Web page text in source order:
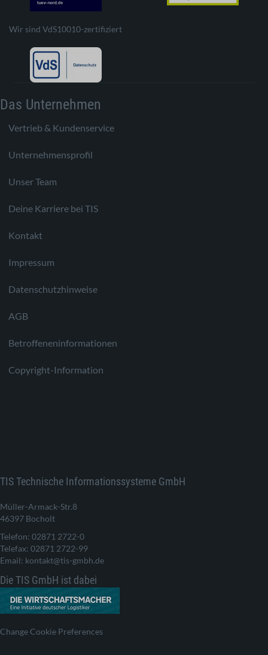
Wir sind VdS10010-zertifiziert
Das Unternehmen
Vertrieb & Kundenservice
Unternehmensprofil
Unser Team
Deine Karriere bei TIS
Kontakt
Impressum
Datenschutzhinweise
AGB
Betroffeneninformationen
Copyright-Information
TIS Technische Informationssysteme GmbH
Müller-Armack-Str.8
46397 Bocholt
Telefon: 02871 2722-0
Telefax: 02871 2722-99
Email: kontakt@tis-gmbh.de
Die TIS GmbH ist dabei
Change Cookie Preferences